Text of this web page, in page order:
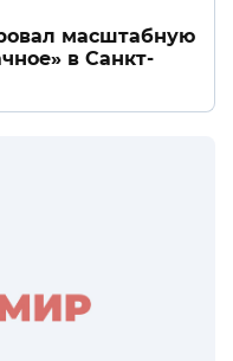
масштабную
в Санкт-